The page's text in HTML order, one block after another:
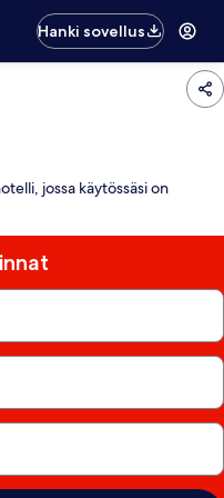
Hanki sovellus
jossa käytössäsi on